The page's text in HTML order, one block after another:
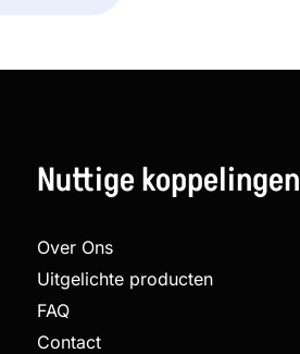
Nuttige koppelingen
Over Ons
Uitgelichte producten
FAQ
Contact